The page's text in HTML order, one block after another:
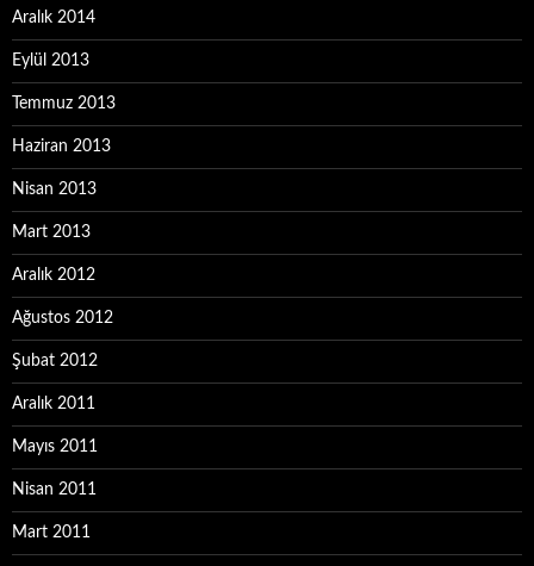
Aralık 2014
Eylül 2013
Temmuz 2013
Haziran 2013
Nisan 2013
Mart 2013
Aralık 2012
Ağustos 2012
Şubat 2012
Aralık 2011
Mayıs 2011
Nisan 2011
Mart 2011